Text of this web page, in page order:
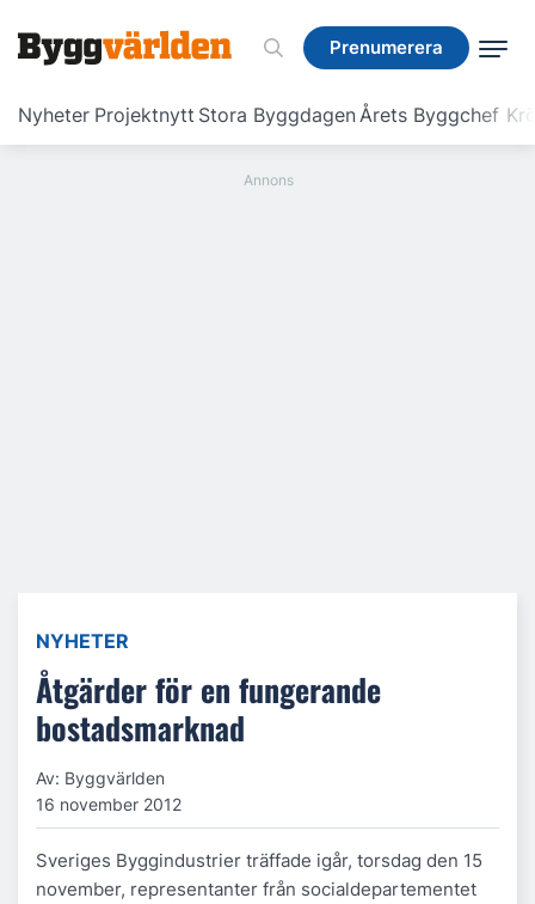
Prenumerera
Nyheter Projektnytt Stora ByggdagenÅrets Byggchef
Prenumerera
NYHETER
Åtgärder för en fungerande
bostadsmarknad
Av: Byggvärlden
16 november 2012
Sveriges Byggindustrier träffade igår, torsdag den 15
november, representanter från socialdepartementet